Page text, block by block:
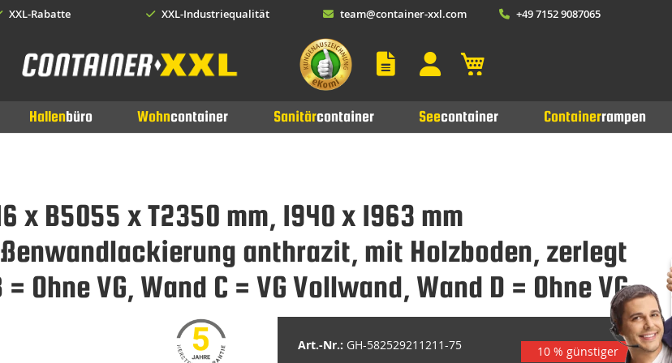
XXL-Rabatte XXL-Industriequalität team@container-xxl.com +49 7152 9087065
Hallenbüro Wohncontainer Sanitärcontainer Seecontainer Containerrampen
x B5055 x T2350 mm, 1940 x 1963 mm
anthrazit, mit Holzboden, zerlegt
Ohne VG, Wand C = VG Vollwand, Wand D = Ohne VG
Art.-Nr.: GH-582529211211-75 10 % günstiger